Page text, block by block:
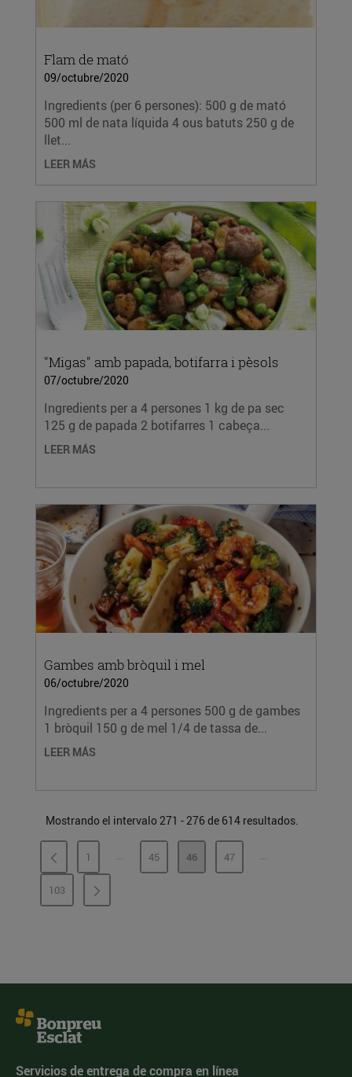
Flam de mató
09/octubre/2020
Ingredients (per 6 persones): 500 g de mató
500 ml de nata líquida 4 ous batuts 250 g de
llet...
LEER MÁS
"Migas" amb papada, botifarra i pèsols
07/octubre/2020
Ingredients per a 4 persones 1 kg de pa sec
125 g de papada 2 botifarres 1 cabeça...
LEER MÁS
Gambes amb bròquil i mel
06/octubre/2020
Ingredients per a 4 persones 500 g de gambes
1 bròquil 150 g de mel 1/4 de tassa de...
LEER MÁS
Mostrando el intervalo 271 - 276 de 614 resultados.
PÁGINA
1 ...PÁGINAS INTERMEDIAS
PÁGINA
45 PÁGINA
46 PÁGINA
47 ...PÁGINAS
PÁGINA
103
Servicios de entrega de compra en línea